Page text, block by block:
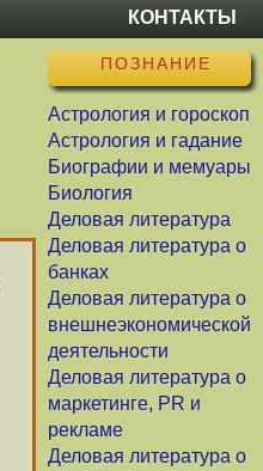
КОНТАКТЫ
ПОЗНАНИЕ
Астрология и гороскоп
Астрология и гадание
Биографии и мемуары
Биология
Деловая литература
Деловая литература о
банках
Деловая литература о
внешнеэкономической
деятельности
Деловая литература о
маркетинге, PR и
рекламе
Деловая литература о